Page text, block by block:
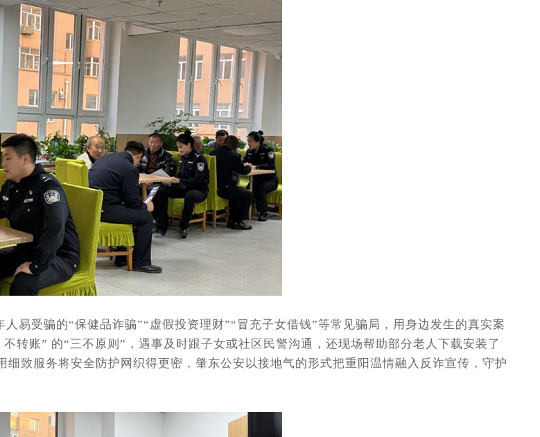
受骗的“保健品诈骗”“虚假投资理财”“冒充子女借钱”等常见骗局，用身边发生的真实案
转账” 的“三不原则”，遇事及时跟子女或社区民警沟通，还现场帮助部分老人下载安装了
致服务将安全防护网织得更密，肇东公安以接地气的形式把重阳温情融入反诈宣传，守护